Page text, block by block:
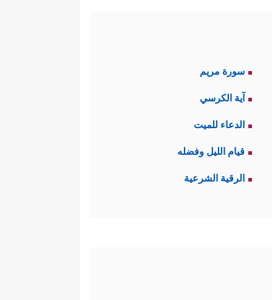
سورة مريم
آية الكرسي
الدعاء للميت
قيام الليل وفضله
الرقية الشرعية